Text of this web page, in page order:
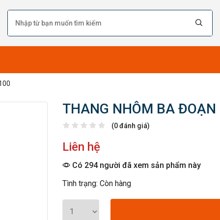
THANG NHÔM BA
(0 đánh giá)
Liên hệ
Có 294 người đã xem sản phẩm này
Tình trạng: Còn hàng